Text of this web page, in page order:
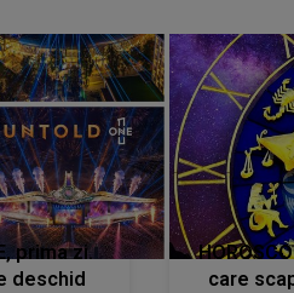
prima zi.
deschid
care